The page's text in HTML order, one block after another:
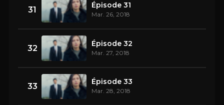
31 Épisode 31
Mar. 26, 2018
32 Épisode 32
Mar. 27, 2018
33 Épisode 33
Mar. 28, 2018